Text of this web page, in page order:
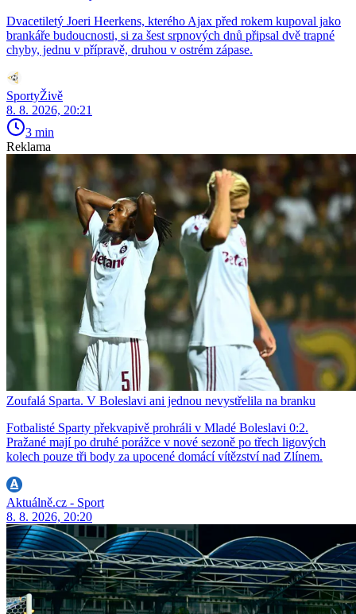
Dvacetiletý Joeri Heerkens, kterého Ajax před rokem kupoval jako
brankáře budoucnosti, si za šest srpnových dnů připsal dvě trapné
chyby, jednu v přípravě, druhou v ostrém zápase.
SportyŽivě
8. 8. 2026, 20:21
3 min
Reklama
Zoufalá Sparta. V Boleslavi ani jednou nevystřelila na branku
Fotbalisté Sparty překvapivě prohráli v Mladé Boleslavi 0:2.
Pražané mají po druhé porážce v nové sezoně po třech ligových
kolech pouze tři body za upocené domácí vítězství nad Zlínem.
Aktuálně.cz - Sport
8. 8. 2026, 20:20